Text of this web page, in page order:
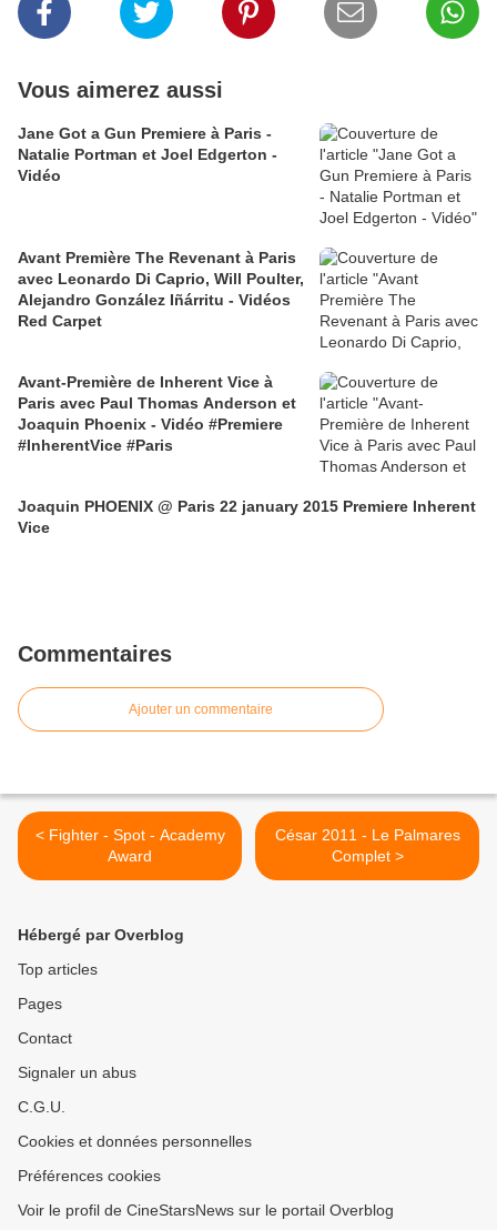
Vous aimerez aussi
Jane Got a Gun Premiere à Paris -
Natalie Portman et Joel Edgerton -
Vidéo
Avant Première The Revenant à Paris
avec Leonardo Di Caprio, Will Poulter,
Alejandro González Iñárritu - Vidéos
Red Carpet
Avant-Première de Inherent Vice à
Paris avec Paul Thomas Anderson et
Joaquin Phoenix - Vidéo #Premiere
#InherentVice #Paris
Joaquin PHOENIX @ Paris 22 january 2015 Premiere Inherent
Vice
Commentaires
Ajouter un commentaire
< Fighter - Spot - Academy
Award
César 2011 - Le Palmares
Complet >
Hébergé par Overblog
Top articles
Pages
Contact
Signaler un abus
C.G.U.
Cookies et données personnelles
Préférences cookies
Voir le profil de CineStarsNews sur le portail Overblog